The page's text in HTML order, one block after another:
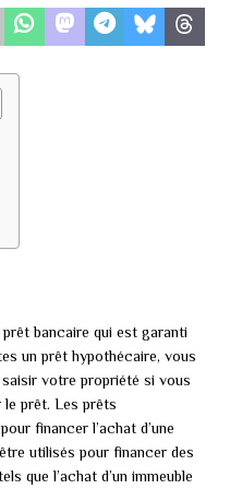
bancaire qui est garanti
un prêt hypothécaire, vous
votre propriété si vous
le prêt. Les prêts
financer l’achat d’une
utilisés pour financer des
que l’achat d’un immeuble